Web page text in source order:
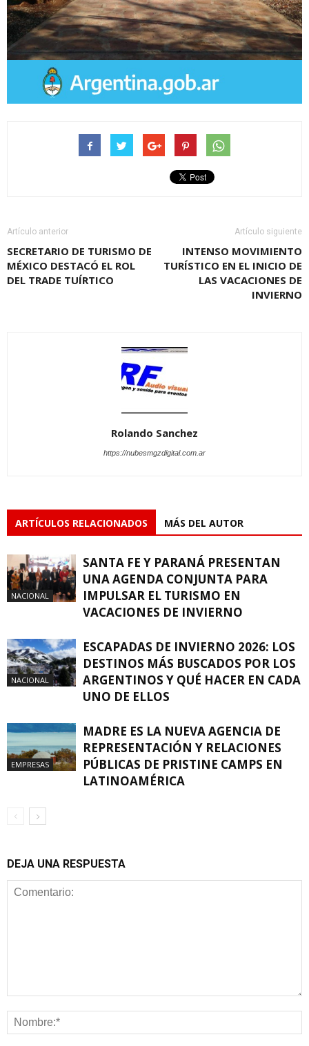
Artículo anterior
SECRETARIO DE TURISMO DE
MÉXICO DESTACÓ EL ROL
DEL TRADE TUÍRTICO
Artículo siguiente
INTENSO MOVIMIENTO
TURÍSTICO EN EL INICIO DE
LAS VACACIONES DE
INVIERNO
Rolando Sanchez
https://nubesmgzdigital.com.ar
ARTÍCULOS RELACIONADOS MÁS DEL AUTOR
NACIONAL
SANTA FE Y PARANÁ PRESENTAN
UNA AGENDA CONJUNTA PARA
IMPULSAR EL TURISMO EN
VACACIONES DE INVIERNO
NACIONAL
ESCAPADAS DE INVIERNO 2026: LOS
DESTINOS MÁS BUSCADOS POR LOS
ARGENTINOS Y QUÉ HACER EN CADA
UNO DE ELLOS
EMPRESAS
MADRE ES LA NUEVA AGENCIA DE
REPRESENTACIÓN Y RELACIONES
PÚBLICAS DE PRISTINE CAMPS EN
LATINOAMÉRICA
DEJA UNA RESPUESTA